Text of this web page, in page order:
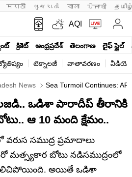
मराठी ગુજરાતી বাংলা ਪੰਜਾਬੀ
AQI
క్రికెట్ ఆంధ్రప్రదేశ్ తెలంగాణ లైఫ్ స్టైల్
టెక్నాలజీ వాతావరణం
News Sea Turmoil Continues:
ఒడిశా పారాదీప్‌ తీరానికి
ఆ 10 మంది క్షేమం..
వరుస సముద్ర ప్రమాదాలు
మత్స్యకార బోటు నడిసముద్రంలో
అయితే ఒడిశా